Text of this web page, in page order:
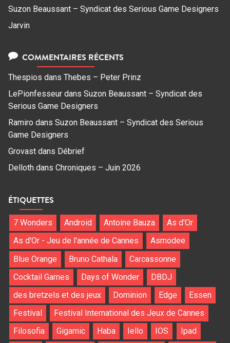
Suzon Beaussant – Syndicat des Serious Game Designers
Jarvin
COMMENTAIRES RÉCENTS
Thespios dans Thebes – Peter Prinz
LePionfesseur dans Suzon Beaussant – Syndicat des
Serious Game Designers
Ramiro dans Suzon Beaussant – Syndicat des Serious
Game Designers
Grovast dans Débrief
Delloth dans Chroniques – Juin 2026
ÉTIQUETTES
7 Wonders Android Antoine Bauza
As d'Or
As d'Or - Jeu de l'année de Cannes
Asmodee
Blue Orange
Bruno Cathala
Carcassonne
Cocktail Games
Days of Wonder
DBDJ
des bretzels et des jeux
Dominion Edge
Essen
Festival
Festival International des Jeux de Cannes
Filosofia
Gigamic Haba Iello IOS Ipad